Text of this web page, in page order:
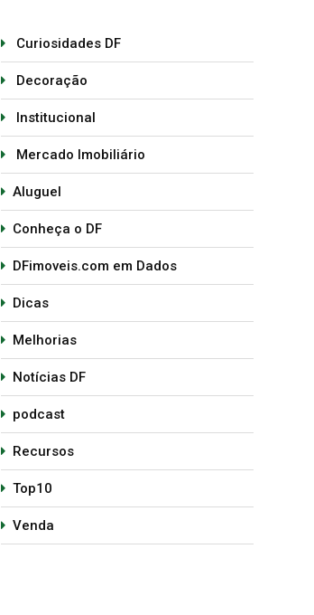
Curiosidades DF
Decoração
Institucional
Mercado Imobiliário
Aluguel
Conheça o DF
DFimoveis.com em Dados
Dicas
Melhorias
Notícias DF
podcast
Recursos
Top10
Venda